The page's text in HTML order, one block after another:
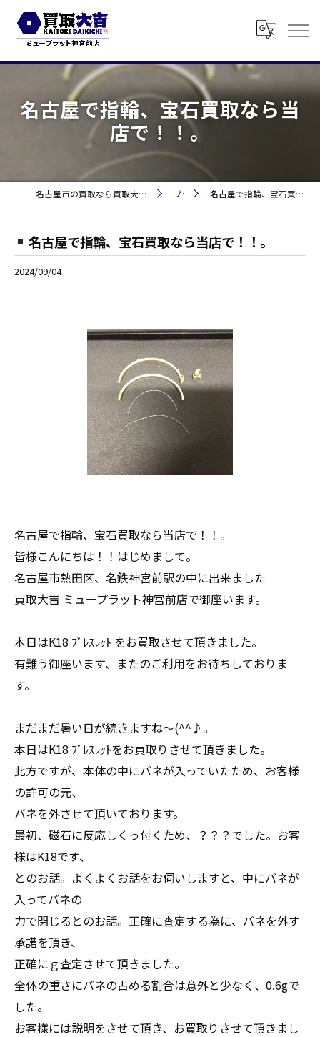
名古屋で指輪、宝石買取なら当
店で！！。
名古屋市の買取なら買取大吉 ミュープラット神宮前 ブログ 名古屋で指輪、宝石買取なら当店で！！。
名古屋で指輪、宝石買取なら当店で！！。
2024/09/04
名古屋で指輪、宝石買取なら当店で！！。
皆様こんにちは！！はじめまして。
名古屋市熱田区、名鉄神宮前駅の中に出来ました
買取大吉 ミュープラット神宮前店で御座います。
本日はK18 ﾌﾞﾚｽﾚｯﾄ をお買取させて頂きました。
有難う御座います、またのご利用をお待ちしておりま
す。
まだまだ暑い日が続きますね～(^^♪。
本日はK18 ﾌﾞﾚｽﾚｯﾄをお買取りさせて頂きました。
此方ですが、本体の中にバネが入っていたため、お客様
の許可の元、
バネを外させて頂いております。
最初、磁石に反応しくっ付くため、？？？でした。お客
様はK18です、
とのお話。よくよくお話をお伺いしますと、中にバネが
入ってバネの
力で閉じるとのお話。正確に査定する為に、バネを外す
承諾を頂き、
正確にｇ査定させて頂きました。
全体の重さにバネの占める割合は意外と少なく、0.6gで
した。
お客様には説明をさせて頂き、お買取りさせて頂きまし